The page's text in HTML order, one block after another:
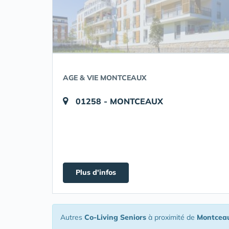
AGE & VIE MONTCEAUX
01258 - MONTCEAUX
Plus d'infos
Autres Co-Living Seniors à proximité de